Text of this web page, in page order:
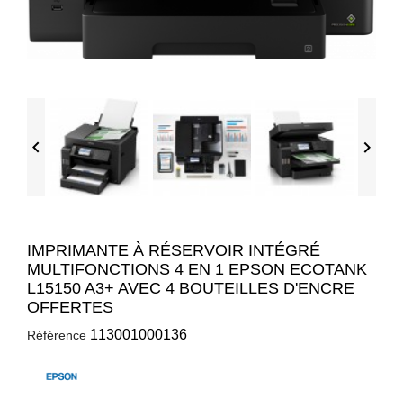
 
IMPRIMANTE À RÉSERVOIR INTÉGRÉ
MULTIFONCTIONS 4 EN 1 EPSON ECOTANK
L15150 A3+ AVEC 4 BOUTEILLES D'ENCRE
OFFERTES
Référence 113001000136